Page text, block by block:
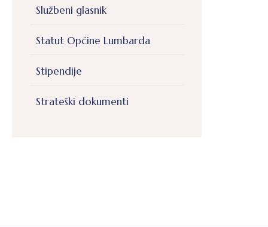
Službeni glasnik
Statut Općine Lumbarda
Stipendije
Strateški dokumenti